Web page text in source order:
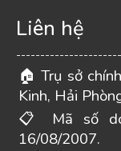
Liên hệ
🏠 Trụ sở
Kinh, Hải
📋
Mã số
16/08/2007.